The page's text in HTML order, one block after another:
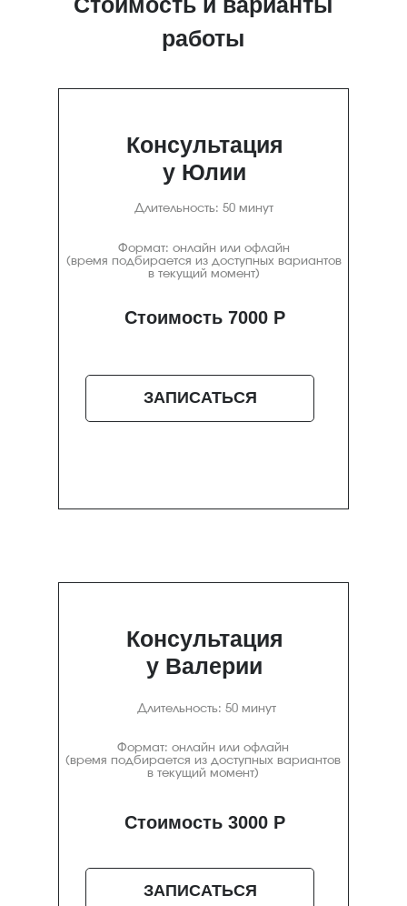
работы
ЗАПИСАТЬСЯ
ЗАПИСАТЬСЯ
Стоимость 7000 Р
Консультация
у Юлии
Длительность: 50 минут
Формат: онлайн или офлайн
(время подбирается из доступных вариантов
в текущий момент)
Формат: онлайн или офлайн
(время подбирается из доступных вариантов
в текущий момент)
Длительность: 50 минут
Стоимость 3000 Р
Консультация
у Валерии